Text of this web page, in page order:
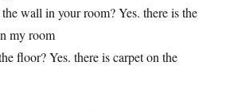
wall in your room? Yes. there is the
my room
floor? Yes. there is carpet on the